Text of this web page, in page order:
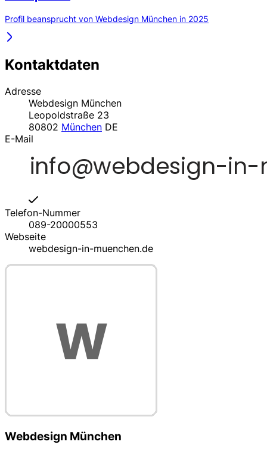
Profil beansprucht von Webdesign München in 2025
Kontaktdaten
Adresse
Webdesign München
Leopoldstraße 23
80802 München DE
E-Mail
Telefon-Nummer
089-20000553
Webseite
webdesign-in-muenchen.de
Webdesign München